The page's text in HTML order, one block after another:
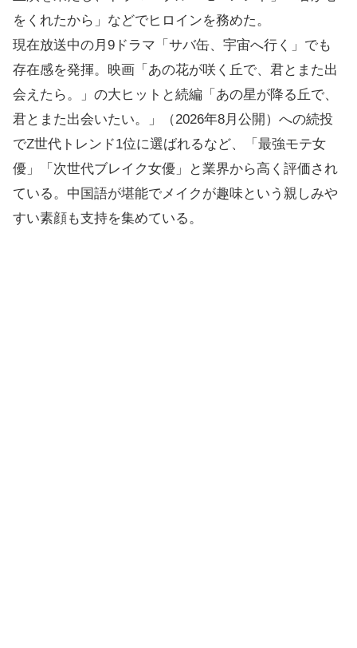
をくれたから」などでヒロインを務めた。
現在放送中の月9ドラマ「サバ缶、宇宙へ行く」でも
存在感を発揮。映画「あの花が咲く丘で、君とまた出
会えたら。」の大ヒットと続編「あの星が降る丘で、
君とまた出会いたい。」（2026年8月公開）への続投
でZ世代トレンド1位に選ばれるなど、「最強モテ女
優」「次世代ブレイク女優」と業界から高く評価され
ている。中国語が堪能でメイクが趣味という親しみや
すい素顔も支持を集めている。